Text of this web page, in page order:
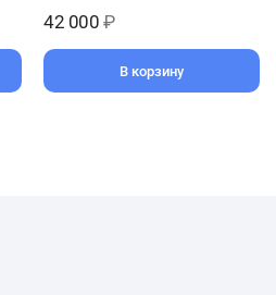
42 000 ₽
В корзину